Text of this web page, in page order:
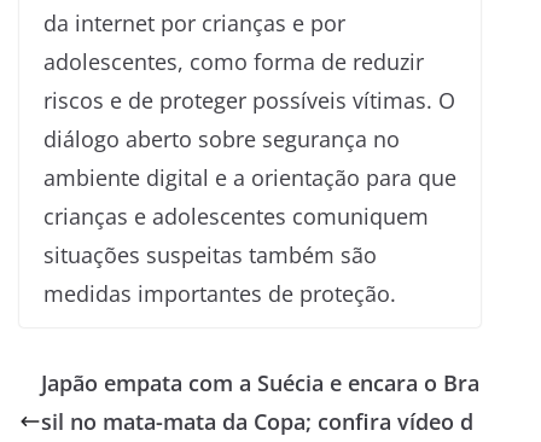
da internet por crianças e por
adolescentes, como forma de reduzir
riscos e de proteger possíveis vítimas. O
diálogo aberto sobre segurança no
ambiente digital e a orientação para que
crianças e adolescentes comuniquem
situações suspeitas também são
medidas importantes de proteção.
Japão empata com a Suécia e encara o Bra
sil no mata-mata da Copa; confira vídeo d